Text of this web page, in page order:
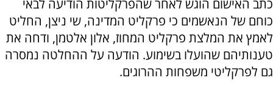
כתב האישום הוגש לאחר שהפרקליטות הודיעה לבאי
כוחם של הנאשמים כי פרקליט המדינה, שי ניצן, החליט
לאמץ את המלצת פרקליט המחוז, אלון אלטמן, ודחה את
טענותיהם שהועלו בשימוע. הודעה על ההחלטה נמסרה
גם לפרקליטי משפחות ההרוגים.